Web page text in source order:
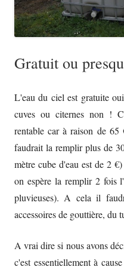
Gratuit ou
L'eau du ciel est gratuite
cuves ou citernes non !
rentable car à raison de
faudrait la remplir plus de
mètre cube d'eau est de 2
on espère la remplir 2 fois
pluvieuses). A cela il
accessoires de gouttière, du
A vrai dire si nous avons
c'est essentiellement à